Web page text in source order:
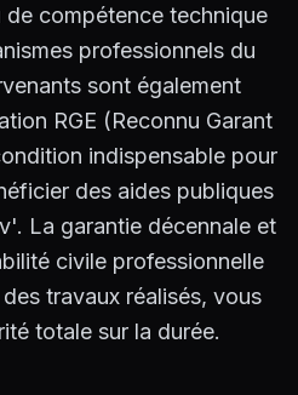
de compétence technique
professionnels du
sont également
RGE (Reconnu Garant
indispensable pour
des aides publiques
La garantie décennale et
civile professionnelle
travaux réalisés, vous
totale sur la durée.